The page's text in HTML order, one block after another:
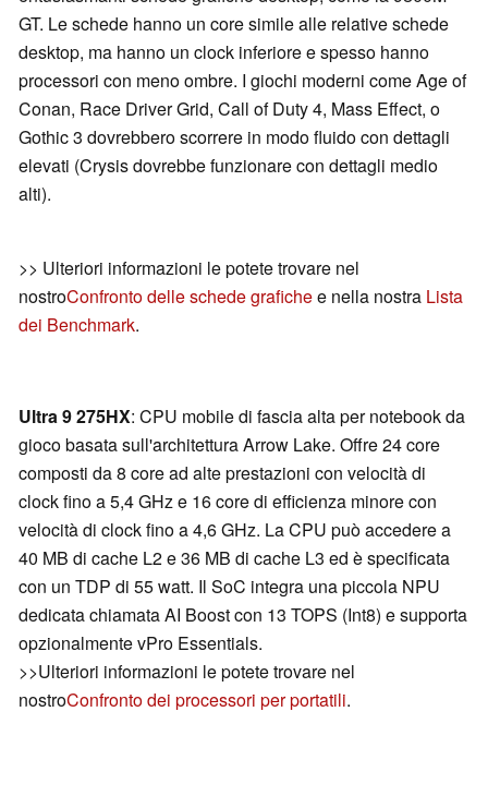
GT. Le schede hanno un core simile alle relative schede
desktop, ma hanno un clock inferiore e spesso hanno
processori con meno ombre. I giochi moderni come Age of
Conan, Race Driver Grid, Call of Duty 4, Mass Effect, o
Gothic 3 dovrebbero scorrere in modo fluido con dettagli
elevati (Crysis dovrebbe funzionare con dettagli medio
alti).
>> Ulteriori informazioni le potete trovare nel
nostroConfronto delle schede grafichee nella nostra Lista
dei Benchmark.
Ultra 9 275HX: CPU mobile di fascia alta per notebook da
gioco basata sull'architettura Arrow Lake. Offre 24 core
composti da 8 core ad alte prestazioni con velocità di
clock fino a 5,4 GHz e 16 core di efficienza minore con
velocità di clock fino a 4,6 GHz. La CPU può accedere a
40 MB di cache L2 e 36 MB di cache L3 ed è specificata
con un TDP di 55 watt. Il SoC integra una piccola NPU
dedicata chiamata AI Boost con 13 TOPS (Int8) e supporta
opzionalmente vPro Essentials.
>>Ulteriori informazioni le potete trovare nel
nostroConfronto dei processori per portatili.